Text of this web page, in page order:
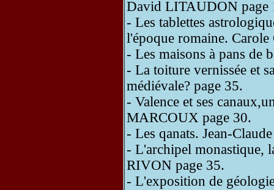
David LITAUDON page
- Les tablettes
l'époque romaine.
- Les maisons à pans de
- La toiture vernissée et
médiévale? page 35.
- Valence et ses
MARCOUX page 30.
- Les qanats. Jean-
- L'archipel monastique,
RIVON page 35.
- L'exposition de